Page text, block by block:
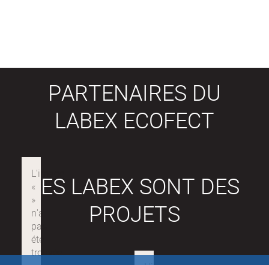
PARTENAIRES DU
LABEX ECOFECT
LES LABEX SONT DES
PROJETS